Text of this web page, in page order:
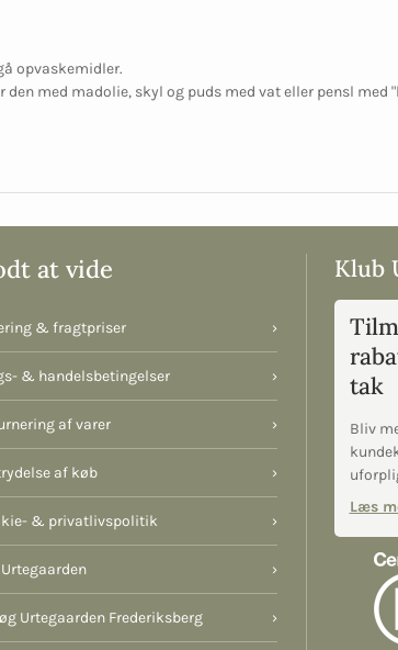
opvaskemidler.
med madolie, skyl og puds med vat eller pensl med
at vide
& fragtpriser ›
& handelsbetingelser ›
af varer ›
af køb ›
& privatlivspolitik ›
›
Urtegaarden Frederiksberg ›
Klub
tak
Bliv
Læs